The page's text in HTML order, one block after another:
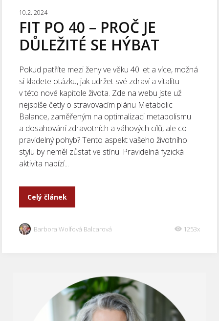
10.2. 2024
FIT PO 40 – PROČ JE
DŮLEŽITÉ SE HÝBAT
Pokud patříte mezi ženy ve věku 40 let a více, možná
si kladete otázku, jak udržet své zdraví a vitalitu
v této nové kapitole života. Zde na webu jste už
nejspíše četly o stravovacím plánu Metabolic
Balance, zaměřeným na optimalizaci metabolismu
a dosahování zdravotních a váhových cílů, ale co
pravidelný pohyb? Tento aspekt vašeho životního
stylu by neměl zůstat ve stínu. Pravidelná fyzická
aktivita nabízí...
Celý článek
Barbora Wolfová Balcarová 1253x